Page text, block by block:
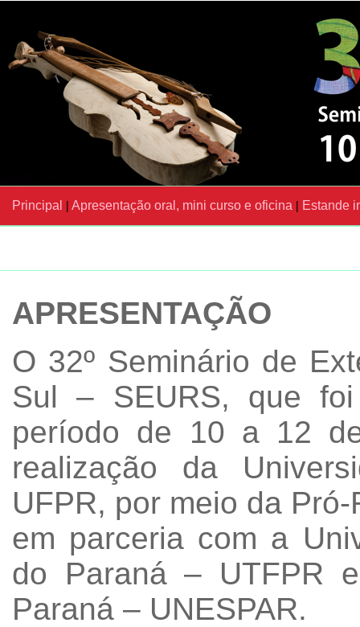
Principal | Apresentação oral, mini curso e oficina | Estande
APRESENTAÇÃO
O 32º Seminário de
Sul – SEURS, que
período de 10 a 12
realização da
UFPR, por meio da
em parceria com a
do Paraná – UTFPR
Paraná – UNESPAR.